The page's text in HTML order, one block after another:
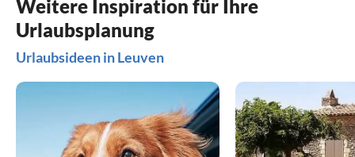
Weitere Inspiration für Ihre
Urlaubsplanung
Urlaubsideen in Leuven